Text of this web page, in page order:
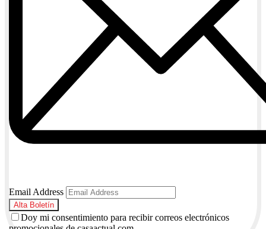
Email Address
Doy mi consentimiento para recibir correos electrónicos